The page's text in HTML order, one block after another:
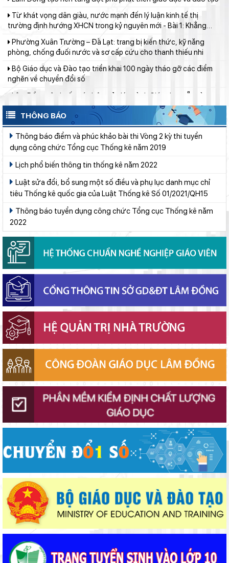
định tư tưởng Hồ Chí Minh, đấu tranh với luận điệu xuyên tạc
Phường Xuân Trường – Đà Lạt: trang bị kiến thức, kỹ năng
phòng, chống đuối nước và sơ cấp cứu cho thanh thiếu nhi
Bộ Giáo dục và Đào tạo triển khai 100 ngày tháo gỡ các điểm
nghẽn về chuyển đổi số
Lâm Đồng tập huấn cán bộ quản lý ngành Giáo dục, sẵn sàng
cho năm học 2026 - 2027
Khát khao thay đổi cuộc sống bằng con đường học tập
ngành năm 2026
Bảo đảm ngày khai giảng thực sự là ngày hội của học sinh và
chính gắn với áp dụng ISO 9001:2015
chính sách đối với đội ngũ quản lý, nhân sự hỗ trợ giáo dục khi
sắp xếp cơ sở giáo dục công lập
năm học 2026–2027
Sáng đèn công trường để kịp năm học mới
công lập tại các địa phương
Khởi đầu định hướng nghề nghiệp
Thắp sáng văn hóa đọc từ những “Thư viện thân thiện”
Gieo mầm hiếu học nơi vùng xa
Thí điểm giáo dục AI góp phần đổi mới quản trị, nâng cao hiệu
quả hoạt động giáo dục
Giữ vững nền tảng tư tưởng của Ðảng từ học đường
tạo nguồn nhân lực y tế
trường định hướng XHCN trong kỷ nguyên mới - Bài 2: Khơi
thông nguồn lực, vững bước tiến vào kỷ nguyên mới (tiếp theo
và hết)
Lâm Đồng tạo nền tảng đột phá phát triển giáo dục và đào tạo
trường định hướng XHCN trong kỷ nguyên mới - Bài 1: Khẳng
định tư tưởng Hồ Chí Minh, đấu tranh với luận điệu xuyên tạc
Phường Xuân Trường – Đà Lạt: trang bị kiến thức, kỹ năng
phòng, chống đuối nước và sơ cấp cứu cho thanh thiếu nhi
Bộ Giáo dục và Đào tạo triển khai 100 ngày tháo gỡ các điểm
nghẽn về chuyển đổi số
cho năm học 2026 - 2027
THÔNG BÁO
dụng công chức Tổng cục Thống kê năm 2019
Lịch phổ biến thông tin thống kê năm 2022
tiêu Thống kê quốc gia của Luật Thống kê Số 01/2021/QH15
2022